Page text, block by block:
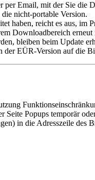
per Email, mit der Sie
nicht-portable Version.
haben, reicht es aus,
Downloadbereich
bleiben beim Update
EÜR-Version auf die
Seite Popups temporär
in die Adresszeile des